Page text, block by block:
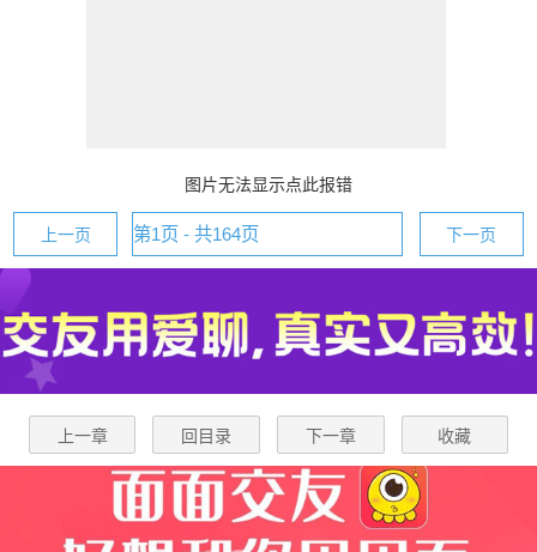
图片无法显示点此报错
上一页 下一页
上一章 回目录 下一章 收藏